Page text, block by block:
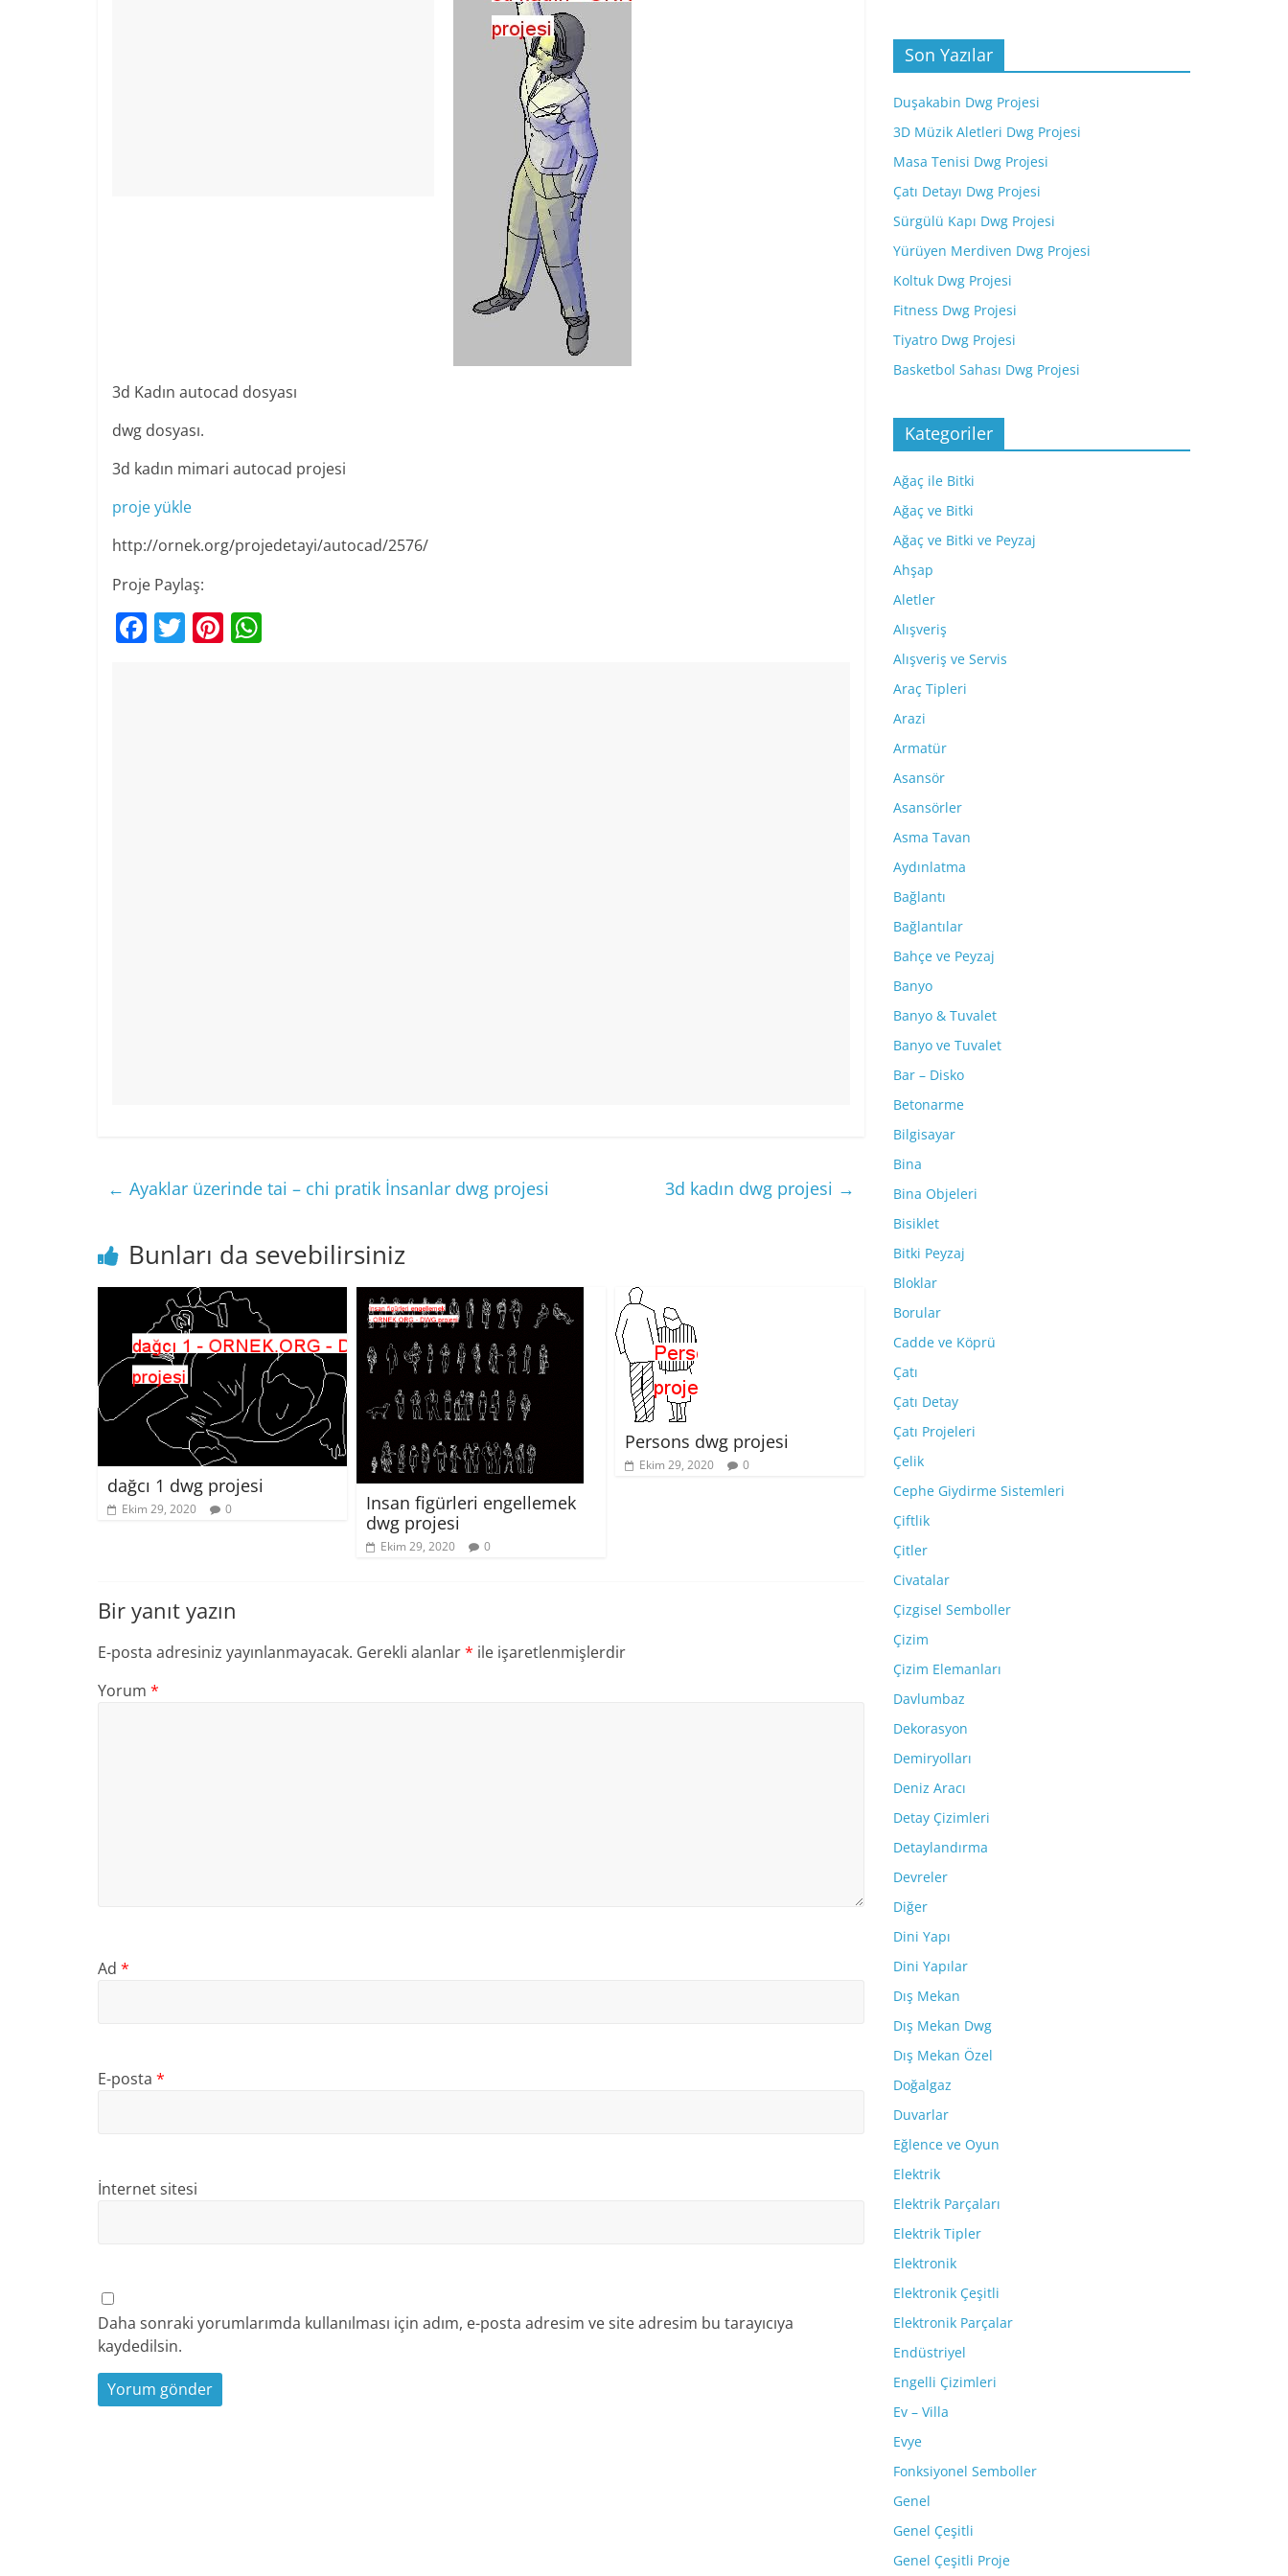
3d Kadın autocad dosyası
dwg dosyası.
3d kadın mimari autocad projesi
proje yükle
http://ornek.org/projedetayi/autocad/2576/
Proje Paylaş:
F T Pi
← Ayaklar üzerinde tai – chi pratik İnsanlar dwg projesi 3d kadın dwg projesi →
Bunları da sevebilirsiniz
dağcı 1 dwg projesi
Ekim 29, 2020 0
Insan figürleri engellemek
dwg projesi
Ekim 29, 2020 0
Persons dwg projesi
Ekim 29, 2020 0
Bir yanıt yazın
E-posta adresiniz yayınlanmayacak. Gerekli alanlar* ile işaretlenmişlerdir
Yorum *
Ad *
E-posta *
İnternet sitesi
Daha sonraki yorumlarımda kullanılması için adım, e-posta adresim ve site adresim bu tarayıcıya
kaydedilsin.
Son Yazılar
Duşakabin Dwg Projesi
3D Müzik Aletleri Dwg Projesi
Masa Tenisi Dwg Projesi
Çatı Detayı Dwg Projesi
Sürgülü Kapı Dwg Projesi
Yürüyen Merdiven Dwg Projesi
Koltuk Dwg Projesi
Fitness Dwg Projesi
Tiyatro Dwg Projesi
Basketbol Sahası Dwg Projesi
Kategoriler
Ağaç ile Bitki
Ağaç ve Bitki
Ağaç ve Bitki ve Peyzaj
Ahşap
Aletler
Alışveriş
Alışveriş ve Servis
Araç Tipleri
Arazi
Armatür
Asansör
Asansörler
Asma Tavan
Aydınlatma
Bağlantı
Bağlantılar
Bahçe ve Peyzaj
Banyo
Banyo & Tuvalet
Banyo ve Tuvalet
Bar – Disko
Betonarme
Bilgisayar
Bina
Bina Objeleri
Bisiklet
Bitki Peyzaj
Bloklar
Borular
Cadde ve Köprü
Çatı
Çatı Detay
Çatı Projeleri
Çelik
Cephe Giydirme Sistemleri
Çiftlik
Çitler
Civatalar
Çizgisel Semboller
Çizim
Çizim Elemanları
Davlumbaz
Dekorasyon
Demiryolları
Deniz Aracı
Detay Çizimleri
Detaylandırma
Devreler
Diğer
Dini Yapı
Dini Yapılar
Dış Mekan
Dış Mekan Dwg
Dış Mekan Özel
Doğalgaz
Duvarlar
Eğlence ve Oyun
Elektrik
Elektrik Parçaları
Elektrik Tipler
Elektronik
Elektronik Çeşitli
Elektronik Parçalar
Endüstriyel
Engelli Çizimleri
Ev – Villa
Evye
Fonksiyonel Semboller
Genel
Genel Çeşitli
Genel Çeşitli Proje